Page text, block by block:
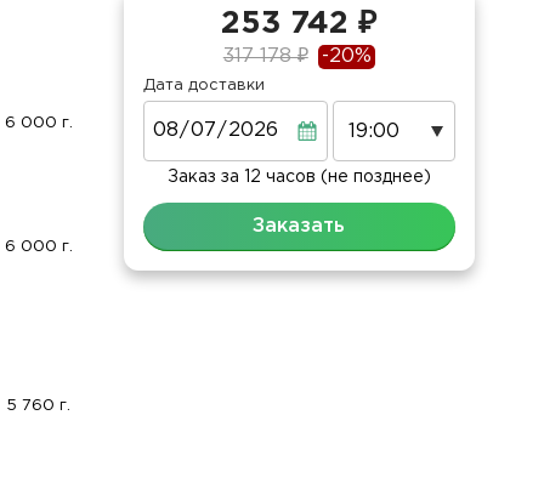
6 000 г.
6 000 г.
5 760 г.
253 742 ₽
317 178 ₽ -20%
Дата доставки
Заказ за 12 часов (не позднее)
Заказать